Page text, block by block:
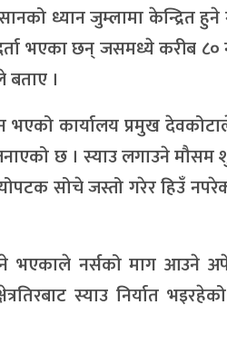
ध्यान जुम्लामा केन्द्रित
भएका छन् जसमध्ये करीब ८०
बताए ।
कार्यालय प्रमुख
छ । स्याउ लगाउने मौसम
सोचे जस्तो गरेर हिउँ
भएकाले नर्सको माग आउने
स्याउ निर्यात